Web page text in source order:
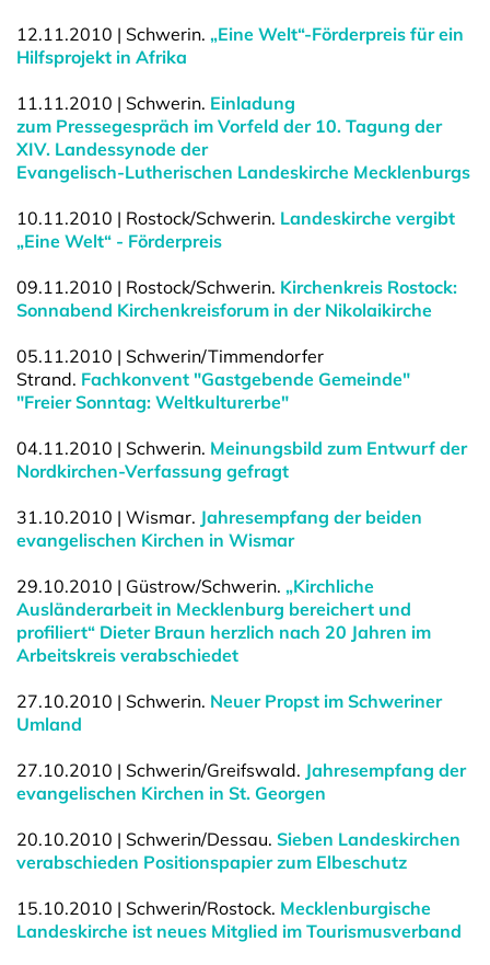
12.11.2010 | Schwerin. „Eine Welt“-Förderpreis für ein
Hilfsprojekt in Afrika
11.11.2010 | Schwerin. Einladung
zum Pressegespräch im Vorfeld der 10. Tagung der
XIV. Landessynode der
Evangelisch-Lutherischen Landeskirche Mecklenburgs
10.11.2010 | Rostock/Schwerin. Landeskirche vergibt
„Eine Welt“ - Förderpreis
09.11.2010 | Rostock/Schwerin. Kirchenkreis Rostock:
Sonnabend Kirchenkreisforum in der Nikolaikirche
05.11.2010 | Schwerin/Timmendorfer
Strand. Fachkonvent "Gastgebende Gemeinde"
"Freier Sonntag: Weltkulturerbe"
04.11.2010 | Schwerin. Meinungsbild zum Entwurf der
Nordkirchen-Verfassung gefragt
31.10.2010 | Wismar. Jahresempfang der beiden
evangelischen Kirchen in Wismar
29.10.2010 | Güstrow/Schwerin. „Kirchliche
Ausländerarbeit in Mecklenburg bereichert und
profiliert“ Dieter Braun herzlich nach 20 Jahren im
Arbeitskreis verabschiedet
27.10.2010 | Schwerin. Neuer Propst im Schweriner
Umland
27.10.2010 | Schwerin/Greifswald. Jahresempfang der
evangelischen Kirchen in St. Georgen
20.10.2010 | Schwerin/Dessau. Sieben Landeskirchen
verabschieden Positionspapier zum Elbeschutz
15.10.2010 | Schwerin/Rostock. Mecklenburgische
Landeskirche ist neues Mitglied im Tourismusverband